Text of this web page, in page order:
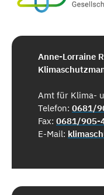
Anne-Lorraine
Amt für Klima-
Telefon: 0681/
Fax: 0681/905-
E-Mail: